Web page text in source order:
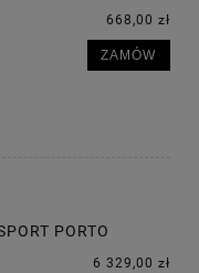
668,00 zł
ZAMÓW
PORTO
6 329,00 zł